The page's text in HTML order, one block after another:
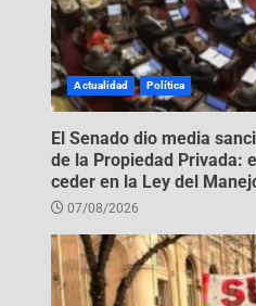
Actualidad Política
El Senado dio media
de la Propiedad Privada:
ceder en la Ley del
07/08/2026